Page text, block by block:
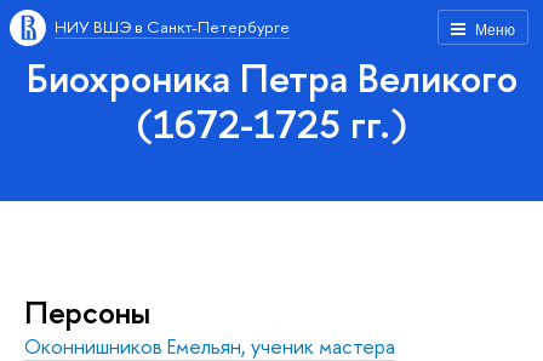
Меню
НИУ ВШЭ в Санкт-Петербурге
Биохроника Петра Великого
(1672-1725 гг.)
Персоны
Оконнишников Емельян, ученик мастера